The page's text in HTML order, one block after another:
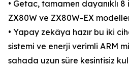
• Getac, tamamen dayanıklı
ZX80W ve ZX80W-EX
• Yapay zekâya hazır bu iki
sistemi ve enerji verimli ARM
sahada uzun süre kesintisiz